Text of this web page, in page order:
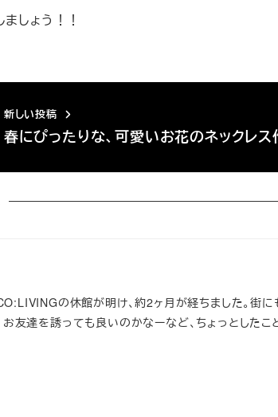
しょう！！
新しい投稿
春にぴったりな、可愛いお花のネックレス
の休館が明け、約2ヶ月が経ちました。街
友達を誘っても良いのかなーなど、ちょっとしたこ